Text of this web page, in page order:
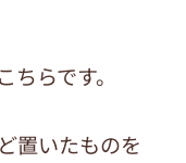
らです。
置いたものを